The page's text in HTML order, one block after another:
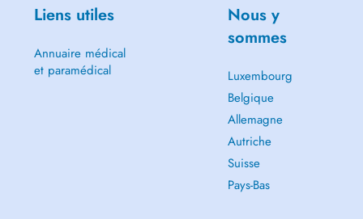
Liens utiles
Annuaire médical
et paramédical
Nous y
sommes
Luxembourg
Belgique
Allemagne
Autriche
Suisse
Pays-Bas